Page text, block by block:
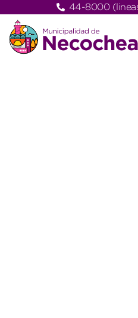
44-8000